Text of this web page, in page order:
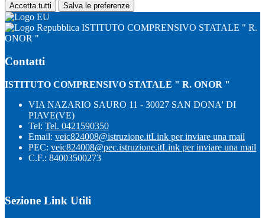
Accetta tutti Salva le preferenze
ISTITUTO COMPRENSIVO STATALE " R.
ONOR "
Contatti
ISTITUTO COMPRENSIVO STATALE " R. ONOR "
VIA NAZARIO SAURO 11 - 30027 SAN DONA' DI
PIAVE(VE)
Tel: Tel. 0421590350
Email: veic824008@istruzione.itLink per inviare una mail
PEC: veic824008@pec.istruzione.itLink per inviare una mail
C.F.: 84003500273
Sezione Link Utili